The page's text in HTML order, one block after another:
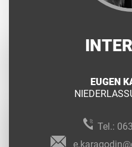
EUGEN
Tel.: